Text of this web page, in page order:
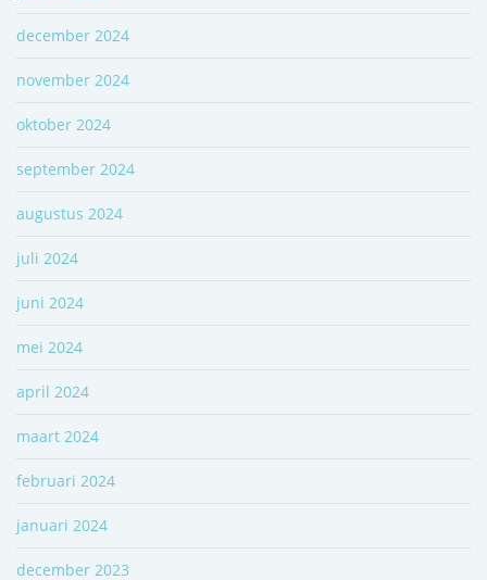
december 2024
november 2024
oktober 2024
september 2024
augustus 2024
juli 2024
juni 2024
mei 2024
april 2024
maart 2024
februari 2024
januari 2024
december 2023